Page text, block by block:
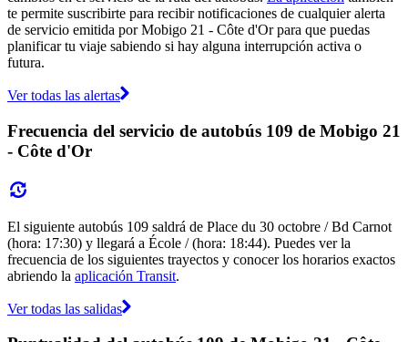
te permite suscribirte para recibir notificaciones de cualquier alerta
de servicio emitida por Mobigo 21 - Côte d'Or para que puedas
planificar tu viaje sabiendo si hay alguna interrupción activa o
futura.
Ver todas las alertas
Frecuencia del servicio de autobús 109 de Mobigo 21
- Côte d'Or
El siguiente autobús 109 saldrá de Place du 30 octobre / Bd Carnot
(hora: 17:30) y llegará a École / (hora: 18:44). Puedes ver la
frecuencia de los siguientes trayectos y conocer los horarios exactos
abriendo la aplicación Transit.
Ver todas las salidas